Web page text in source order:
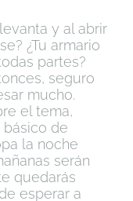
y al abrir
¿Tu armario
partes?
seguro
mucho.
el tema,
de
la noche
serán
quedarás
esperar a